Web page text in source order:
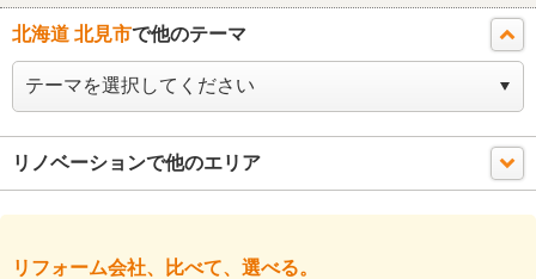
北海道 北見市で他のテーマ
リノベーションで他のエリア
リフォーム会社、比べて、選べる。